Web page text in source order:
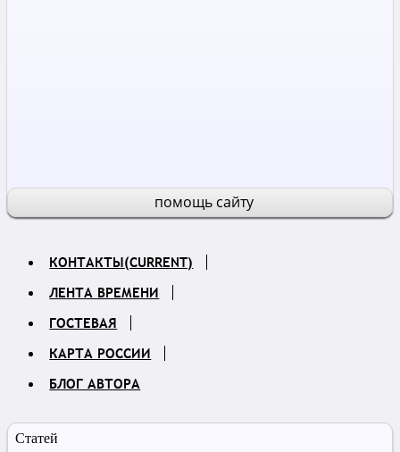
помощь сайту
КОНТАКТЫ(CURRENT)
ЛЕНТА ВРЕМЕНИ
ГОСТЕВАЯ
КАРТА РОССИИ
БЛОГ АВТОРА
Статей